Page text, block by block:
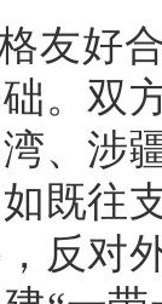
友好
。双
、涉
既往
反对